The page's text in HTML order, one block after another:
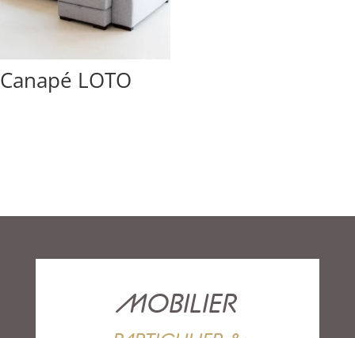
Canapé LOTO
MOBILIER